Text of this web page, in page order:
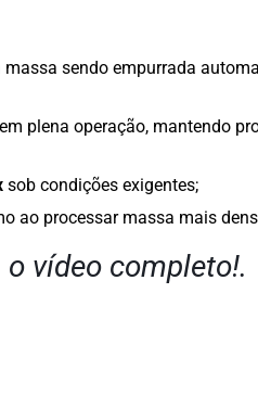
massa sendo empurrada
em plena operação, mantendo
sob condições exigentes;
ao processar massa mais
o vídeo completo!.